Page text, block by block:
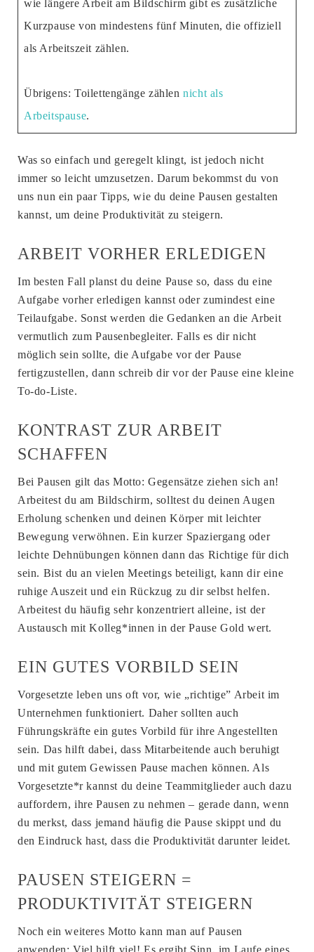
wie längere Arbeit am Bildschirm gibt es zusätzliche
Kurzpause von mindestens fünf Minuten, die offiziell
als Arbeitszeit zählen.
Übrigens: Toilettengänge zählennicht als
Arbeitspause.
Was so einfach und geregelt klingt, ist jedoch nicht
immer so leicht umzusetzen. Darum bekommst du von
uns nun ein paar Tipps, wie du deine Pausen gestalten
kannst, um deine Produktivität zu steigern.
ARBEIT VORHER ERLEDIGEN
Im besten Fall planst du deine Pause so, dass du eine
Aufgabe vorher erledigen kannst oder zumindest eine
Teilaufgabe. Sonst werden die Gedanken an die Arbeit
vermutlich zum Pausenbegleiter. Falls es dir nicht
möglich sein sollte, die Aufgabe vor der Pause
fertigzustellen, dann schreib dir vor der Pause eine kleine
To-do-Liste.
KONTRAST ZUR ARBEIT
SCHAFFEN
Bei Pausen gilt das Motto: Gegensätze ziehen sich an!
Arbeitest du am Bildschirm, solltest du deinen Augen
Erholung schenken und deinen Körper mit leichter
Bewegung verwöhnen. Ein kurzer Spaziergang oder
leichte Dehnübungen können dann das Richtige für dich
sein. Bist du an vielen Meetings beteiligt, kann dir eine
ruhige Auszeit und ein Rückzug zu dir selbst helfen.
Arbeitest du häufig sehr konzentriert alleine, ist der
Austausch mit Kolleg*innen in der Pause Gold wert.
EIN GUTES VORBILD SEIN
Vorgesetzte leben uns oft vor, wie „richtige” Arbeit im
Unternehmen funktioniert. Daher sollten auch
Führungskräfte ein gutes Vorbild für ihre Angestellten
sein. Das hilft dabei, dass Mitarbeitende auch beruhigt
und mit gutem Gewissen Pause machen können. Als
Vorgesetzte*r kannst du deine Teammitglieder auch dazu
auffordern, ihre Pausen zu nehmen – gerade dann, wenn
du merkst, dass jemand häufig die Pause skippt und du
den Eindruck hast, dass die Produktivität darunter leidet.
PAUSEN STEIGERN =
PRODUKTIVITÄT STEIGERN
Noch ein weiteres Motto kann man auf Pausen